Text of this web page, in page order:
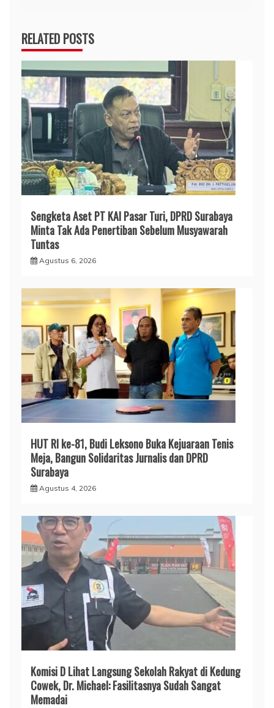
RELATED POSTS
Sengketa Aset PT KAI Pasar Turi, DPRD Surabaya
Minta Tak Ada Penertiban Sebelum Musyawarah
Tuntas
Agustus 6, 2026
HUT RI ke-81, Budi Leksono Buka Kejuaraan Tenis
Meja, Bangun Solidaritas Jurnalis dan DPRD
Surabaya
Agustus 4, 2026
Komisi D Lihat Langsung Sekolah Rakyat di Kedung
Cowek, Dr. Michael: Fasilitasnya Sudah Sangat
Memadai